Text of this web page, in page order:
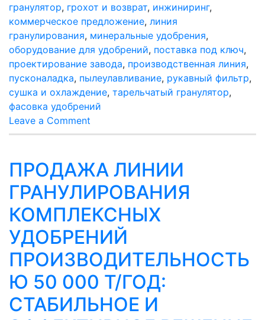
гранулятор, грохот и возврат, инжиниринг,
коммерческое предложение, линия
гранулирования, минеральные удобрения,
оборудование для удобрений, поставка под ключ,
проектирование завода, производственная линия,
пусконаладка, пылеулавливание, рукавный фильтр,
сушка и охлаждение, тарельчатый гранулятор,
фасовка удобрений
Leave a Comment
Проектирование
гранулирования
минеральных
удобрений
и
продажа
оборудования:
комплексное
решение
от
проекта
до
ПРОДАЖА ЛИНИИ
ГРАНУЛИРОВАНИЯ
КОМПЛЕКСНЫХ
УДОБРЕНИЙ
ПРОИЗВОДИТЕЛЬНОСТЬ
Ю 50 000 Т/ГОД:
СТАБИЛЬНОЕ И